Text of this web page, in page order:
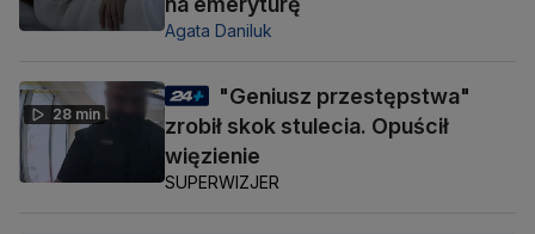
Agata Daniluk
28 min
"Geniusz przestępstwa"
zrobił skok stulecia. Opuścił
więzienie
SUPERWIZJER